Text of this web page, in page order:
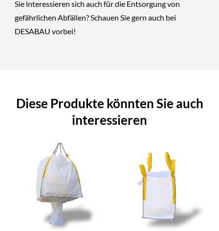
Sie interessieren sich auch für die Entsorgung von
gefährlichen Abfällen? Schauen Sie gern auch bei
DESABAU vorbei!
Diese Produkte könnten Sie auch
interessieren